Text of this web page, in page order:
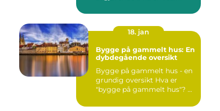
18. jan
Bygge på gammelt hus: En
dybdegående oversikt
Bygge på gammelt hus - en
grundig oversikt Hva er
"bygge på gammelt hus"? ...